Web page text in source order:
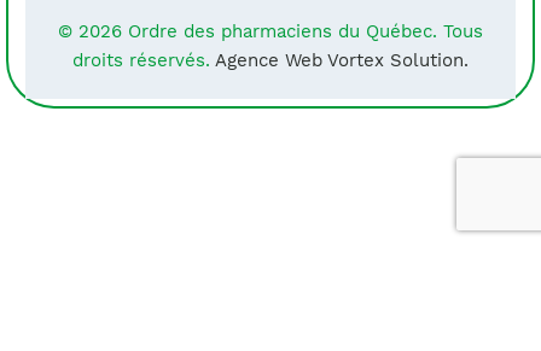
© 2026 Ordre des pharmaciens du Québec. Tous
droits réservés. Agence Web Vortex Solution.